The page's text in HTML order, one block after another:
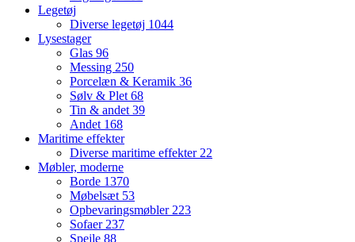
Legetøj
Diverse legetøj 1044
Lysestager
Glas 96
Messing 250
Porcelæn & Keramik 36
Sølv & Plet 68
Tin & andet 39
Andet 168
Maritime effekter
Diverse maritime effekter 22
Møbler, moderne
Borde 1370
Møbelsæt 53
Opbevaringsmøbler 223
Sofaer 237
Spejle 88